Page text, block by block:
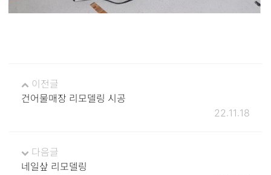
이전글
건어물매장 리모델링 시공
22.11.18
다음글
네일샆 리모델링